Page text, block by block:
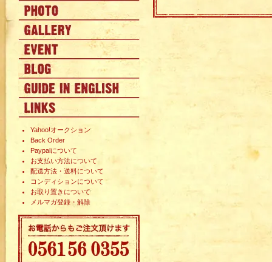
Yahoo!オークション
Back Order
Paypalについて
お支払い方法について
配送方法・送料について
コンディションについて
お取り置きについて
メルマガ登録・解除